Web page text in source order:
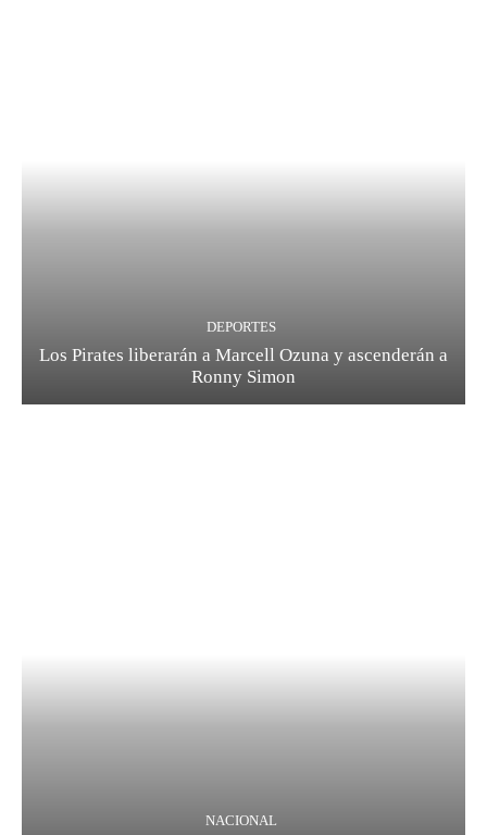
DEPORTES
Los Pirates liberarán a Marcell Ozuna y ascenderán a
Ronny Simon
NACIONAL